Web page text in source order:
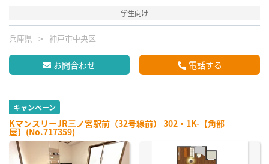
学生向け
兵庫県 神戸市中央区
お問合わせ 電話する
キャンペーン
KマンスリーJR三ノ宮駅前（32号線前） 302・1K-【角部
屋】(No.717359)